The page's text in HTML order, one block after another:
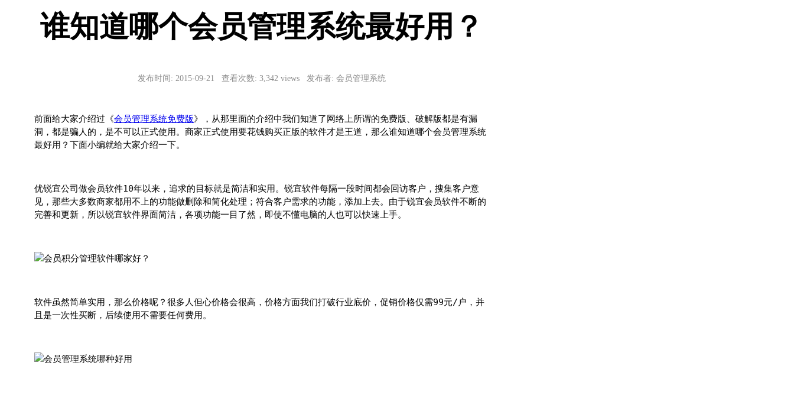
谁知道哪个会员管理系统最好用？
发布时间: 2015-09-21 查看次数: 3,342 views 发布者: 会员管理系统
前面给大家介绍过《会员管理系统免费版》，从那里面的介绍中我们知道了网络上所谓的免费版、破解版都是有漏
洞，都是骗人的，是不可以正式使用。商家正式使用要花钱购买正版的软件才是王道，那么谁知道哪个会员管理系统
最好用？下面小编就给大家介绍一下。
优锐宜公司做会员软件10年以来，追求的目标就是简洁和实用。锐宜软件每隔一段时间都会回访客户，搜集客户意
见，那些大多数商家都用不上的功能做删除和简化处理；符合客户需求的功能，添加上去。由于锐宜会员软件不断的
完善和更新，所以锐宜软件界面简洁，各项功能一目了然，即使不懂电脑的人也可以快速上手。
软件虽然简单实用，那么价格呢？很多人但心价格会很高，价格方面我们打破行业底价，促销价格仅需99元/户，并
且是一次性买断，后续使用不需要任何费用。